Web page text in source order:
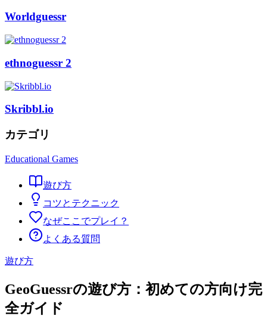
Worldguessr
ethnoguessr 2
Skribbl.io
カテゴリ
Educational Games
遊び方
コツとテクニック
なぜここでプレイ？
よくある質問
遊び方
GeoGuessrの遊び方：初めての方向け完
全ガイド